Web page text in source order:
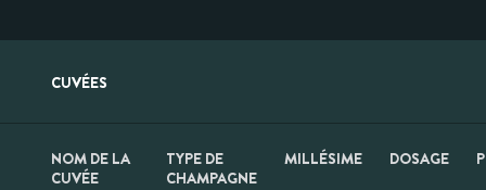
CUVÉES
NOM DE LA
CUVÉE
TYPE DE
CHAMPAGNE
MILLÉSIME DOSAGE